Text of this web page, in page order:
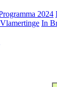
2024
In